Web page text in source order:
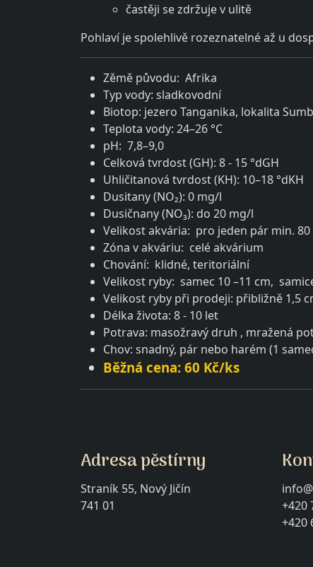
častěji se zdržuje v ulitě
Pohlaví je spolehlivě rozeznatelné až u
Zěmě původu: Afrika
Typ vody: sladkovodní
Biotop: jezero Tanganika, lokalita
Teplota vody: 24–26 °C
pH: 7,8–9,0
Celková tvrdost (GH): 8 - 15 °dGH
Uhličitanová tvrdost (KH): 10–18 °dKH
Dusitany (NO₂): 0 mg/l
Dusičnany (NO₃): do 20 mg/l
Velikost akvária: pro jeden pár min.
Zóna v akváriu: celé akvárium
Chování: klidné, teritoriální
Velikost ryby: samec 10 –11 cm,
Velikost ryby při prodeji: přibližně 1,5
Délka života: 8 - 10 let
Potrava: masožravý druh , mražená
Chov: snadný, pár nebo harém (1
Běžná cena: 60 Kč/ks
Adresa pěstírny
Straník 55, Nový Jičín
741 01
+420
+420